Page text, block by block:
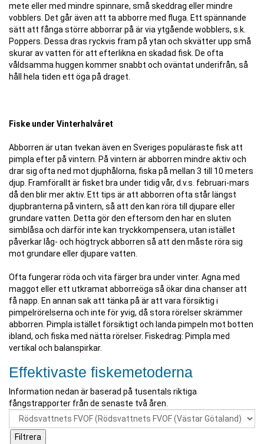
mete eller med mindre spinnare, små skeddrag eller mindre
vobblers. Det går även att ta abborre med fluga. Ett spännande
sätt att fånga större abborrar på är via ytgående wobblers, s.k.
Poppers. Dessa dras ryckvis fram på ytan och skvätter upp små
skurar av vatten för att efterlikna en skadad fisk. De ofta
våldsamma huggen kommer snabbt och oväntat underifrån, så
håll hela tiden ett öga på draget.
Fiske under Vinterhalvåret
Abborren är utan tvekan även en Sveriges populäraste fisk att
pimpla efter på vintern. På vintern är abborren mindre aktiv och
drar sig ofta ned mot djuphålorna, fiska på mellan 3 till 10 meters
djup. Framförallt är fisket bra under tidig vår, d.v.s. februari-mars
då den blir mer aktiv. Ett tips är att abborren ofta står längst
djupbranterna på vintern, så att den kan röra till djupare eller
grundare vatten. Detta gör den eftersom den har en sluten
simblåsa och därför inte kan tryckkompensera, utan istället
påverkar låg- och högtryck abborren så att den måste röra sig
mot grundare eller djupare vatten.
Ofta fungerar röda och vita färger bra under vinter. Agna med
maggot eller ett utkramat abborreöga så ökar dina chanser att
få napp. En annan sak att tänka på är att vara försiktig i
pimpelrörelserna och inte för yvig, då stora rörelser skrämmer
abborren. Pimpla istället försiktigt och landa pimpeln mot botten
ibland, och fiska med nätta rörelser. Fiskedrag: Pimpla med
vertikal och balanspirkar.
Effektivaste fiskemetoderna
Information nedan är baserad på tusentals riktiga
fångstrapporter från de senaste två åren.